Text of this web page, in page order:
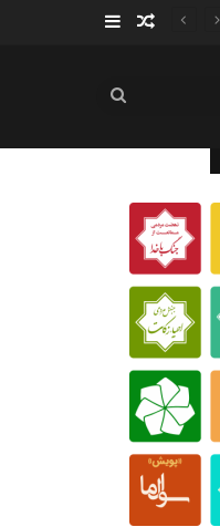
نوشته تصادفی
سایدبار
جستجو